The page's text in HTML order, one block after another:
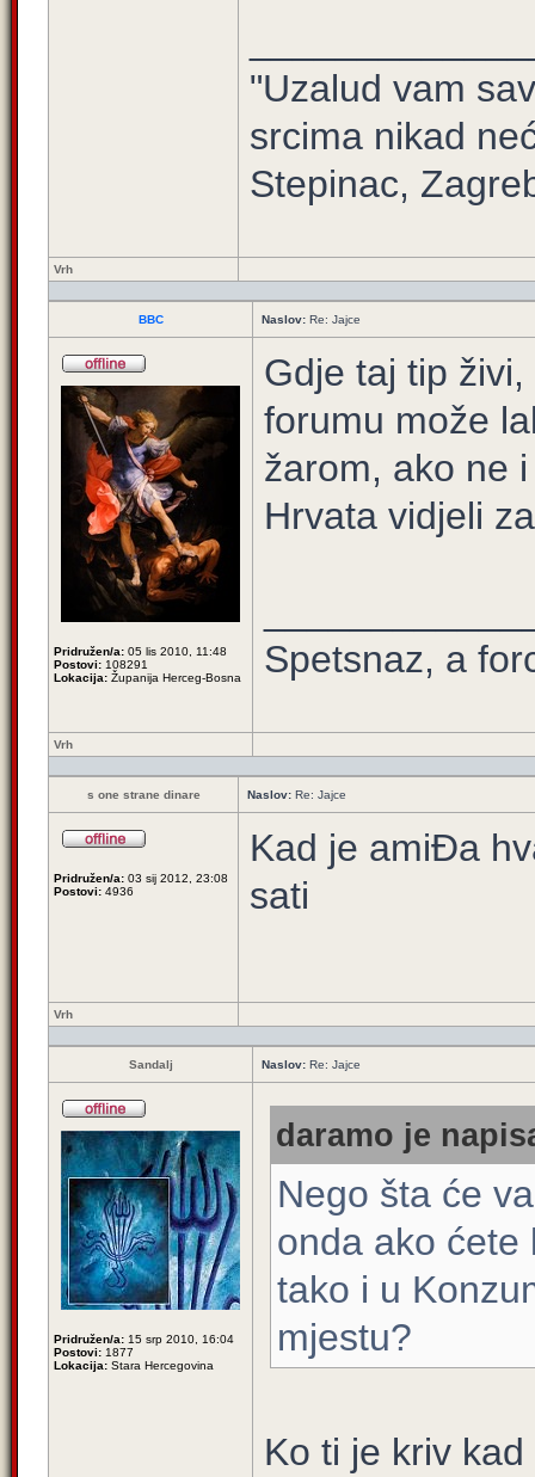
"Uzalud vam
srcima nikad
Stepinac,
Vrh
BBC Naslov: Re: Jajce
Pridružen/a: 05 lis 2010, 11:48
Postovi: 108291
Lokacija: Županija Herceg-Bosna
Gdje taj tip
forumu može
žarom, ako ne
Hrvata vidjeli
Spetsnaz, a
Vrh
s one strane dinare Naslov: Re: Jajce
Pridružen/a: 03 sij 2012, 23:08
Postovi: 4936
Kad je amiĐa
sati
Vrh
Sandalj Naslov: Re: Jajce
Pridružen/a: 15 srp 2010, 16:04
Postovi: 1877
Lokacija: Stara Hercegovina
daramo je
Nego šta će
onda ako ćete
tako i u
mjestu?
Ko ti je kriv